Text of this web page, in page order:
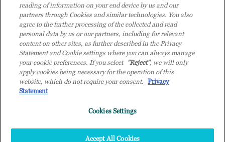
© 2026 TD SYNNEX Italy S.r.l. - Sede legale: via Luigi Russolo 9, 20138 Milano
(MI) - Numero di iscrizione al Registro delle Imprese di Milano e Codice Fiscale:
07092780159 - P.IVA: 07092780159 - Eur 12.569.000,00 i.v - TD SYNNEX e TD
in altri Paesi. Società a socio unico soggetta all’attività di direzione e coordinamento
Top
reading of information on your end device by us and our
partners through Cookies and similar technologies. You also
agree to the further processing of the collected and read
personal data by us or our partners, including for relevant
content on other sites, as further described in the Privacy
Statement and Cookie settings where you can always manage
your cookie preferences. If you select "Reject", we will only
apply cookies being necessary for the operation of this
website, which do not require your consent. Privacy
Statement
Cookies Settings
Accept All Cookies